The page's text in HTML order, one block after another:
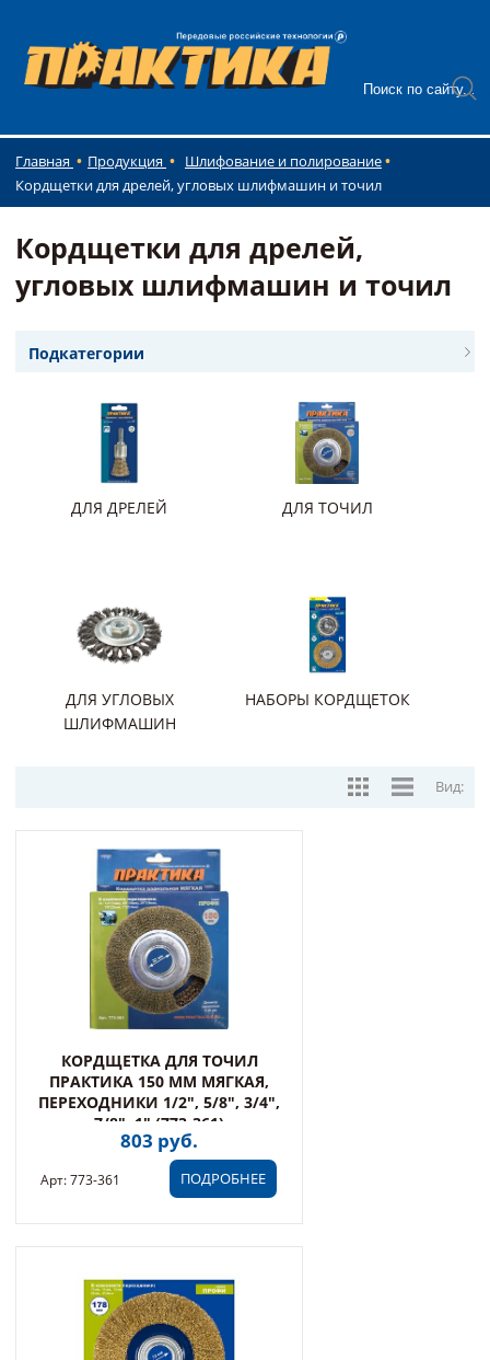
Главная Продукция
Шлифование и полирование
Кордщетки для дрелей, угловых шлифмашин и точил
Кордщетки для дрелей,
угловых шлифмашин и точил
Подкатегории
ДЛЯ ДРЕЛЕЙ ДЛЯ ТОЧИЛ
ДЛЯ УГЛОВЫХ
ШЛИФМАШИН
НАБОРЫ КОРДЩЕТОК
Вид:
КОРДЩЕТКА ДЛЯ ТОЧИЛ
ПРАКТИКА 150 ММ МЯГКАЯ,
ПЕРЕХОДНИКИ 1/2", 5/8", 3/4",
7/8", 1" (773-361)
803 руб.
ПОДРОБНЕЕ
Арт: 773-361